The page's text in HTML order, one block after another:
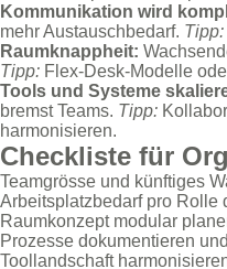
Kommunikation wird
mehr Austauschbedarf. Tipp:
Raumknappheit:
Tipp: Flex-Desk-Modelle
Tools und Systeme
bremst Teams. Tipp:
harmonisieren.
Checkliste für
Teamgrösse und künftiges
Arbeitsplatzbedarf pro Rolle
Raumkonzept modular
Prozesse dokumentieren
Toollandschaft